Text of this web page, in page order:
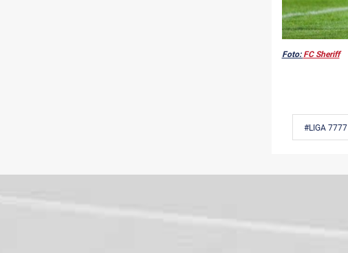
Foto:FC Sheriff
#LIGA 7777